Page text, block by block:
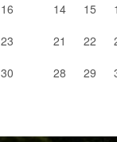
16
23
30
14
15
21
22
28
29